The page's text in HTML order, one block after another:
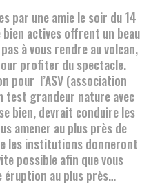
par une amie le soir du 14
actives offrent un beau
à vous rendre au volcan,
profiter du spectacle.
pour l’ASV (association
test grandeur nature avec
bien, devrait conduire les
amener au plus près de
les institutions donneront
possible afin que vous
au plus près…